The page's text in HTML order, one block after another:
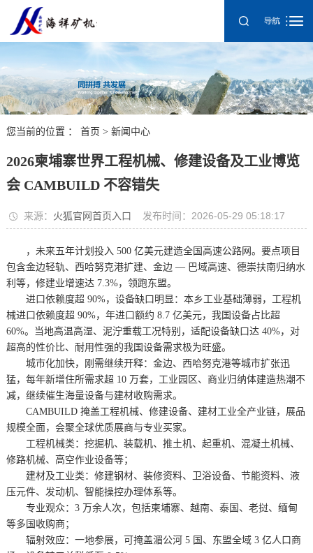
您当前的位置 ： 首页 > 新闻中心
2026柬埔寨世界工程机械、修建设备及工业博览
会 CAMBUILD 不容错失
来源： 火狐官网首页入口 发布时间：2026-05-29 05:18:17
，未来五年计划投入 500 亿美元建造全国高速公路网。要点项目
包含金边轻轨、西哈努克港扩建、金边 — 巴域高速、德崇扶南归纳水
利等，修建业增速达 7.3%，领跑东盟。
进口依赖度超 90%，设备缺口明显：本乡工业基础薄弱，工程机
械进口依赖度超 90%，年进口额约 8.7 亿美元，我国设备占比超
60%。当地高温高湿、泥泞重载工况特别，适配设备缺口达 40%，对
超高的性价比、耐用性强的我国设备需求极为旺盛。
城市化加快，刚需继续开释：金边、西哈努克港等城市扩张迅
猛，每年新增住所需求超 10 万套，工业园区、商业归纳体建造热潮不
减，继续催生海量设备与建材收购需求。
CAMBUILD 掩盖工程机械、修建设备、建材工业全产业链，展品
规模全面，会聚全球优质展商与专业买家。
工程机械类：挖掘机、装载机、推土机、起重机、混凝土机械、
修路机械、高空作业设备等；
建材及工业类：修建钢材、装修资料、卫浴设备、节能资料、液
压元件、发动机、智能操控办理体系等。
专业观众：3 万余人次，包括柬埔寨、越南、泰国、老挝、缅甸
等多国收购商；
辐射效应：一地参展，可掩盖湄公河 5 国、东盟全域 3 亿人口商